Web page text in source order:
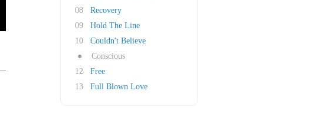
08
Recovery
09
Hold The Line
10
Couldn't Believe
●
Conscious
12
Free
13
Full Blown Love